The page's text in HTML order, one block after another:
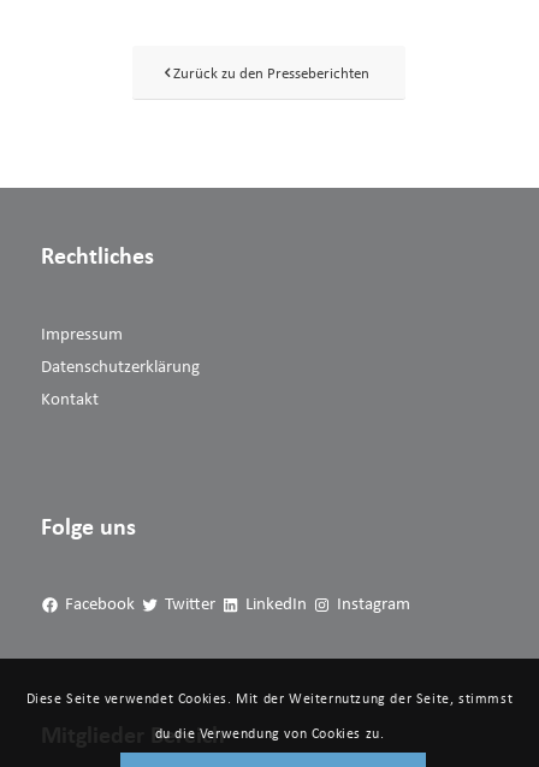
Zurück zu den Presseberichten
Rechtliches
Impressum
Datenschutzerklärung
Kontakt
Folge uns
Facebook Twitter LinkedIn Instagram
Mitglieder Bereich
Diese Seite verwendet Cookies. Mit der Weiternutzung der Seite, stimmst
du die Verwendung von Cookies zu.